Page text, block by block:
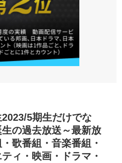
5期生だけでな
の過去放送～最新放
歌番組・音楽番組・
ィ・映画・ドラマ・